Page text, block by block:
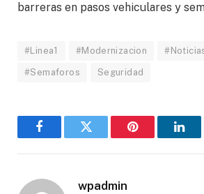
barreras en pasos vehiculares y
#Linea1 #Modernizacion
#Semaforos Seguridad
FacebookTwitter Pinterest
wpadmin